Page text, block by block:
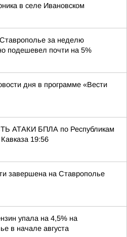
в селе Ивановском
за неделю
подешевел почти на 5%
дня в программе «Вести
АТАКИ БПЛА по Республикам
19:56
завершена на Ставрополье
упала на 4,5% на
в начале августа